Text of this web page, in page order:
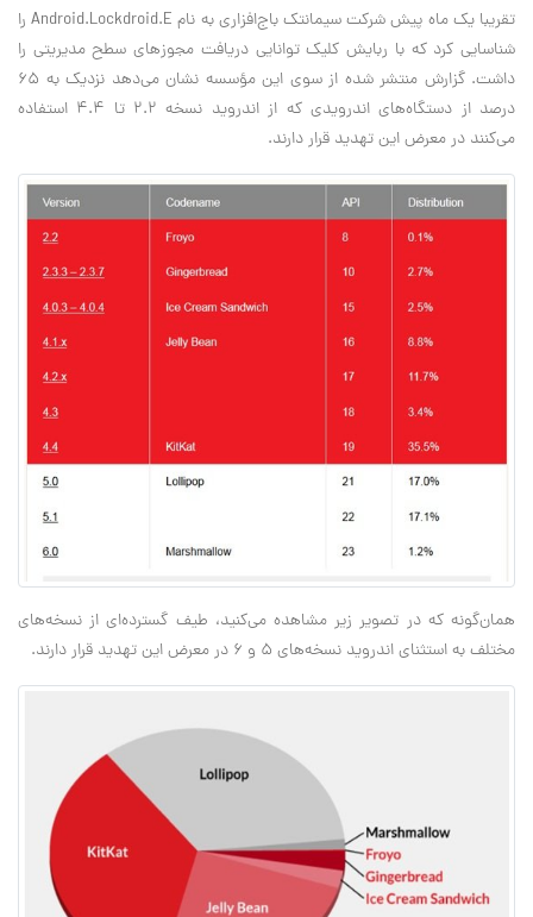
تقریبا یک ماه پیش شرکت سیمانتک باج‌افزاری به نام Android.Lockdroid.E را
شناسایی کرد که با ربایش کلیک توانایی دریافت مجوزهای سطح مدیریتی را
داشت. گزارش منتشر شده از سوی این مؤسسه نشان می‌دهد نزدیک به 65
درصد از دستگاه‌های اندرویدی که از اندروید نسخه 2.2 تا 4.4 استفاده
می‌کنند در معرض این تهدید قرار دارند. ‌
همان‌گونه که در تصویر زیر مشاهده می‌کنید، طیف گسترده‌ای از نسخه‌های
مختلف به استثنای اندروید نسخه‌های 5 و 6 در معرض این تهدید قرار دارند.